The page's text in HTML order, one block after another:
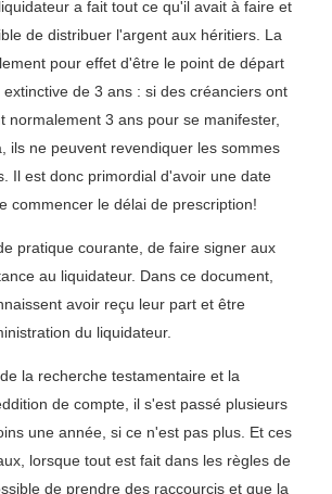
a fait tout ce qu'il avait à faire et
de distribuer l'argent aux héritiers. La
pour effet d'être le point de départ
de 3 ans : si des créanciers ont
normalement 3 ans pour se manifester,
ils ne peuvent revendiquer les sommes
Il est donc primordial d'avoir une date
commencer le délai de prescription!
pratique courante, de faire signer aux
au liquidateur. Dans ce document,
avoir reçu leur part et être
du liquidateur.
la recherche testamentaire et la
de compte, il s'est passé plusieurs
une année, si ce n'est pas plus. Et ces
lorsque tout est fait dans les règles de
de prendre des raccourcis et que la